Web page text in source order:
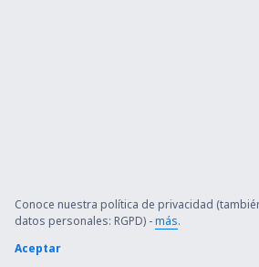
Conoce nuestra política de privacidad
datos personales: RGPD) -más.
Aceptar